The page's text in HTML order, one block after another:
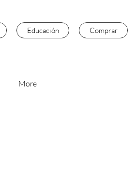
Educación Comprar
More